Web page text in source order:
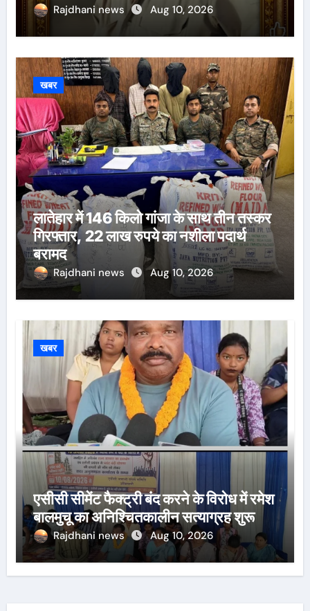
Rajdhani news Aug 10, 2026
खबर
लातेहार में 146 किलो गांजा के साथ तीन तस्कर
गिरफ्तार, 22 लाख रुपये का नशीला पदार्थ
बरामद
Rajdhani news Aug 10, 2026
खबर
एसीसी सीमेंट फैक्ट्री बंद करने के विरोध में रमेश
बालमुचू का अनिश्चितकालीन सत्याग्रह शुरू
Rajdhani news Aug 10, 2026